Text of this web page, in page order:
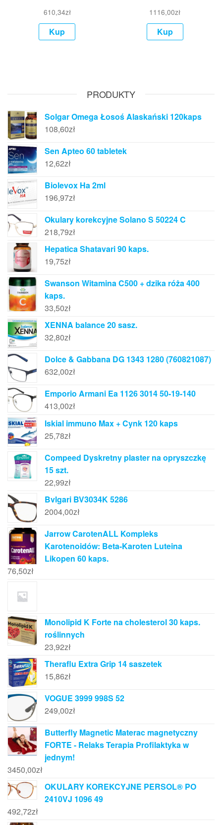
610,34zł
Kup
1116,00zł
Kup
PRODUKTY
Solgar Omega Łosoś Alaskański 120kaps
108,60zł
Sen Apteo 60 tabletek
12,62zł
Biolevox Ha 2ml
196,97zł
Okulary korekcyjne Solano S 50224 C
218,79zł
Hepatica Shatavari 90 kaps.
19,75zł
Swanson Witamina C500 + dzika róża 400
kaps.
33,50zł
XENNA balance 20 sasz.
32,80zł
Dolce & Gabbana DG 1343 1280 (760821087)
632,00zł
Emporio Armani Ea 1126 3014 50-19-140
413,00zł
Iskial immuno Max + Cynk 120 kaps
25,78zł
Compeed Dyskretny plaster na opryszczkę
15 szt.
22,99zł
Bvlgari BV3034K 5286
2004,00zł
Jarrow CarotenALL Kompleks
Karotenoidów: Beta-Karoten Luteina
Likopen 60 kaps.
76,50zł
Monolipid K Forte na cholesterol 30 kaps.
roślinnych
23,92zł
Theraflu Extra Grip 14 saszetek
15,86zł
VOGUE 3999 998S 52
249,00zł
Butterfly Magnetic Materac magnetyczny
FORTE - Relaks Terapia Profilaktyka w
jednym!
3450,00zł
OKULARY KOREKCYJNE PERSOL® PO
2410VJ 1096 49
492,72zł